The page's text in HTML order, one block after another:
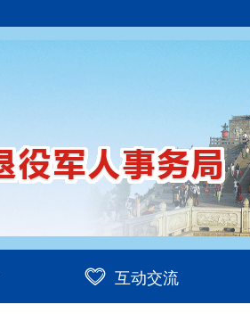
互动交流